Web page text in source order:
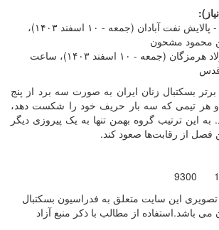
آکادمی بسکتبال سحر - پالایش نفت آبادان (جمعه - ۱۰ اسفند ۱۴۰۳)،
گروه بهمن تهران - فولاد هرمزگان (جمعه - ۱۰ اسفند ۱۴۰۳)، ساعت
برتر بسکتبال زنان ایران به صورت سه برد از پنج
و هر تیمی که سه بار حریف خود را شکست دهد،
این ترتیب گروه بهمن تنها به یک پیروزی دیگر
فصل از رقابت‌ها صعود کند.
9300
اين سايت متعلق به فدراسیون بسکتبال
باشد.استفاده از مطالب با ذكر منبع آزاد